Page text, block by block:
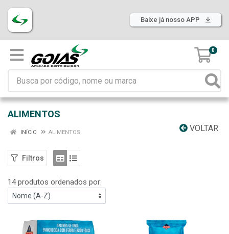
Baixe já nosso APP
0
ALIMENTOS
VOLTAR
INÍCIO ALIMENTOS
Filtros
14 produtos ordenados por: